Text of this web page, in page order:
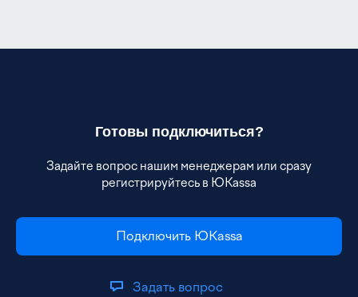
Готовы подключиться?
Задайте вопрос нашим менеджерам или сразу
регистрируйтесь в ЮKassa
Подключить ЮKassa
Задать вопрос